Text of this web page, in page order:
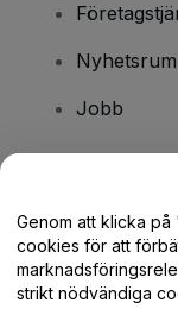
Nyhetsrum
Jobb
Genom att klicka
cookies för att
strikt nödvändiga